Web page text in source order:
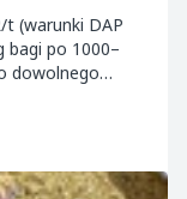
t (warunki DAP
bagi po 1000–
dowolnego